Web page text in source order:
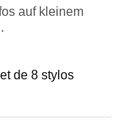
auf kleinem
de 8 stylos